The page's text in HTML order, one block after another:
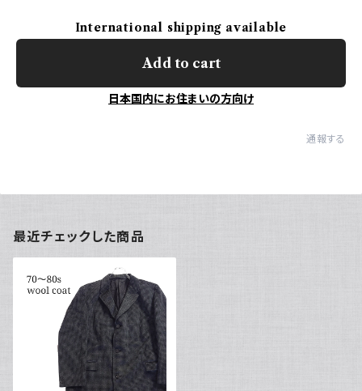
International shipping available
Add to cart
日本国内にお住まいの方向け
通報する
最近チェックした商品